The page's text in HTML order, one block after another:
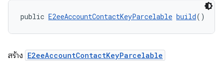
public E2eeAccountContactKeyParcelable build()
สร้าง E2eeAccountContactKeyParcelable